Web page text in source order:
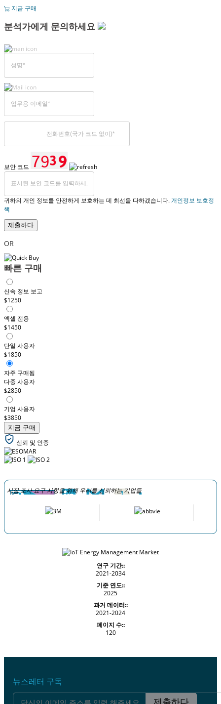
지금 구매
분석가에게 문의하세요
보안 코드
귀하의 개인 정보를 안전하게 보호하는 데 최선을 다하겠습니다.개인정보 보호정
책
제출하다
OR
빠른 구매
신속 정보 보고
$1250
엑셀 전용
$1450
단일 사용자
$1850
자주 구매됨
다중 사용자
$2850
기업 사용자
$3850
지금 구매
신뢰 및 인증
시장 조사 요구 사항을 위해 우리를 신뢰하는 기업들
연구 기간::
2021-2034
기준 연도::
2025
과거 데이터::
2021-2024
페이지 수::
120
뉴스레터 구독
제출하다